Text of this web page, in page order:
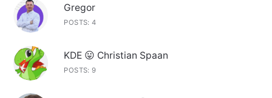
Gregor
POSTS: 4
KDE 😛 Christian Spaan
POSTS: 9